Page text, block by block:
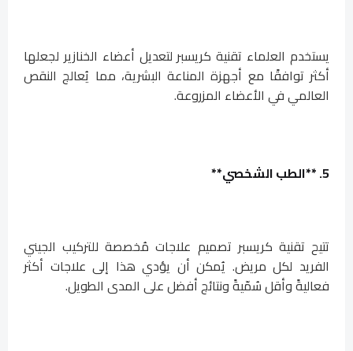
يستخدم العلماء تقنية كريسبر لتعديل أعضاء الخنازير لجعلها
أكثر توافقًا مع أجهزة المناعة البشرية، مما يُعالج النقص
العالمي في الأعضاء المزروعة.
5. **الطب الشخصي**
تتيح تقنية كريسبر تصميم علاجات مُخصصة للتركيب الجيني
الفريد لكل مريض. يُمكن أن يؤدي هذا إلى علاجات أكثر
فعاليةً وأقل سُمّيةً ونتائج أفضل على المدى الطويل.